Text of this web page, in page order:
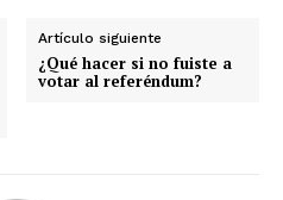
Artículo siguiente
¿Qué hacer si no fuiste a
votar al referéndum?